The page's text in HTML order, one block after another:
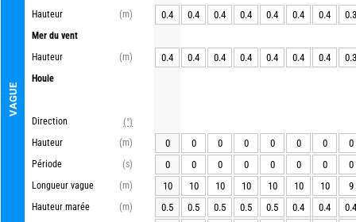
VAGUE
Hauteur
(m)
Mer du vent
Hauteur
(m)
Houle
Direction
(°)
Hauteur
(m)
Période
(s)
Longueur vague
(m)
Hauteur marée
(m)
0.4 0.4 0.4 0.4 0.4 0.4 0.4 0.3
0.4 0.4 0.4 0.4 0.4 0.4 0.4 0.3
0 0 0 0 0 0 0
0
0
0 0 0 0 0 0
0
10
10 10 10 10 10 10
9
0.5
0.5 0.5 0.5 0.5 0.4 0.4
0.4